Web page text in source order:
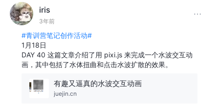
iris
3年前
#青训营笔记创作活动#
1月18日
DAY 40 这篇文章介绍了用 pixi.js 来完成一个水波交互动
画，其中包括了水体扭曲和点击水波扩散的效果。
有趣又逼真的水波交互动画
juejin.cn